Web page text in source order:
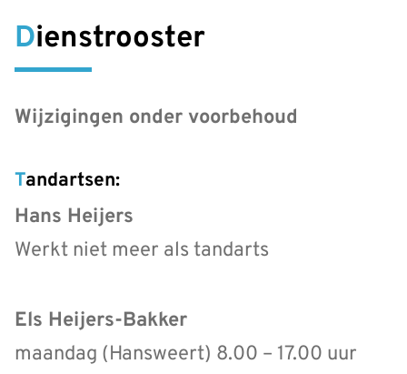
Dienstrooster
Wijzigingen onder voorbehoud
Tandartsen:
Hans Heijers
Werkt niet meer als tandarts
Els Heijers-Bakker
maandag (Hansweert) 8.00 – 17.00 uur